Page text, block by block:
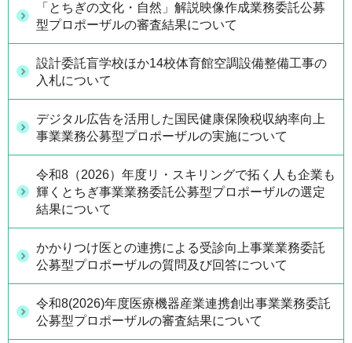
「とちぎの文化・自然」解説映像作成業務委託公募
型プロポーザルの審査結果について
設計委託盲学校ほか14校体育館空調設備整備工事の
入札について
デジタル広告を活用した国民健康保険税収納率向上
事業業務公募型プロポーザルの実施について
令和8（2026）年度リ・スキリングで拓く人も企業も
輝くとちぎ事業業務委託公募型プロポーザルの選定
結果について
かかりつけ医との連携による受診向上事業業務委託
公募型プロポーザルの質問及び回答について
令和8(2026)年度医療機器産業連携創出事業業務委託
公募型プロポーザルの審査結果について